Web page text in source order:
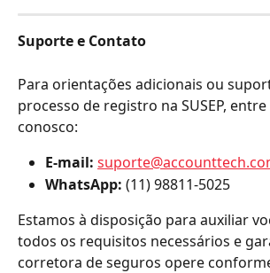
Suporte e Contato
Para orientações adicionais ou
processo de registro na SUSEP,
conosco:
E-mail:
WhatsApp: (11) 98811-5025
Estamos à disposição para auxiliar
todos os requisitos necessários e
corretora de seguros opere